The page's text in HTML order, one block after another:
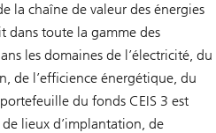
la chaîne de valeur des énergies
dans toute la gamme des
les domaines de l’électricité, du
de l’efficience énergétique, du
du fonds CEIS 3 est
lieux d’implantation, de